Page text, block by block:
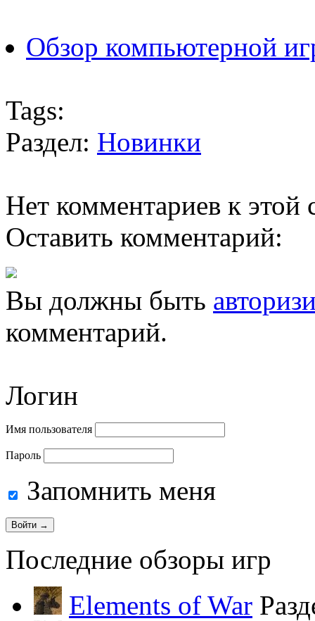
Обзор компьютерной
Tags:
Раздел: Новинки
Нет комментариев к этой
Оставить комментарий:
Вы должны быть
комментарий.
Логин
Имя пользователя
Пароль
Запомнить меня
Последние обзоры игр
Elements of War